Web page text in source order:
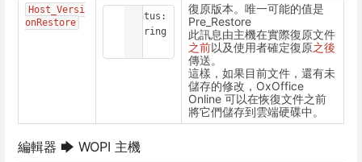
Host_Versi
onRestore
Status:
<string
復原版本。唯一可能的值是
Pre_Restore
此訊息由主機在實際復原文件
之前以及使用者確定復原之後
傳送。
這樣，如果目前文件，還有未
儲存的修改，OxOffice
Online 可以在恢復文件之前
將它們儲存到雲端硬碟中。
編輯器 🡆 WOPI 主機